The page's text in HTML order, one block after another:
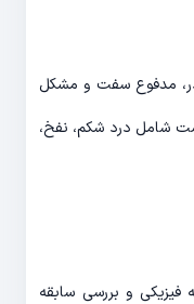
مدفوع سفت و مشکل
شامل درد شکم، نفخ،
و بررسی سابقه